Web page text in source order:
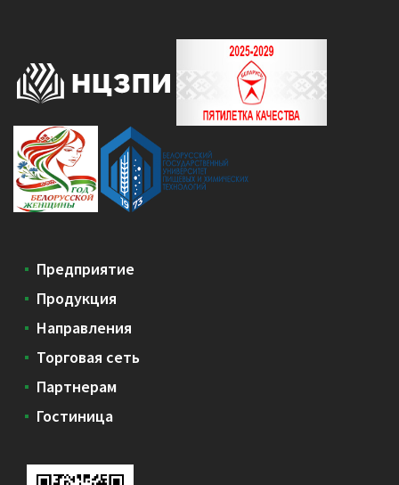
Предприятие
Продукция
Направления
Торговая сеть
Партнерам
Гостиница